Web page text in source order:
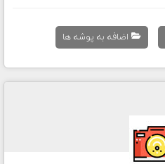
اضافه به پوشه ها